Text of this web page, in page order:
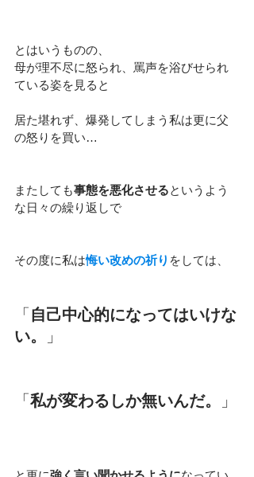
とはいうものの、
母が理不尽に怒られ、罵声を浴びせられ
ている姿を見ると
居た堪れず、爆発してしまう私は更に父
の怒りを買い…
またしても事態を悪化させるというよう
な日々の繰り返しで
その度に私は悔い改めの祈り をしては、
「 自己中心的になってはいけな
い。
」
「 私が変わるしか無いんだ。 」